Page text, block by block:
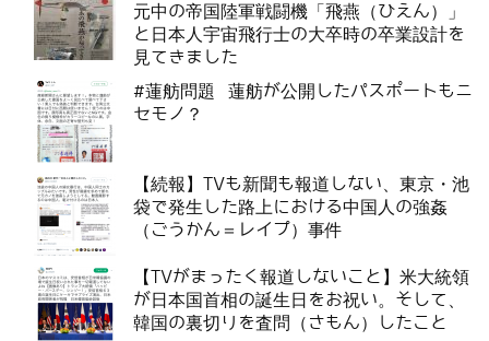
元中の帝国陸軍戦闘機「飛燕（ひえん）」
と日本人宇宙飛行士の大卒時の卒業設計を
見てきました
#蓮舫問題 蓮舫が公開したパスポートもニ
セモノ？
【続報】TVも新聞も報道しない、東京・池
袋で発生した路上における中国人の強姦
（ごうかん＝レイプ）事件
【TVがまったく報道しないこと】米大統領
が日本国首相の誕生日をお祝い。そして、
韓国の裏切りを査問（さもん）したこと